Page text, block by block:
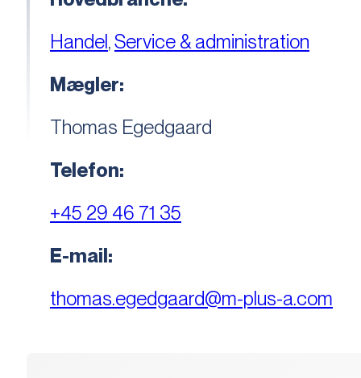
Handel,Service & administration
Mægler:
Thomas Egedgaard
Telefon:
+45 29 46 71 35
E-mail:
thomas.egedgaard@m-plus-a.com